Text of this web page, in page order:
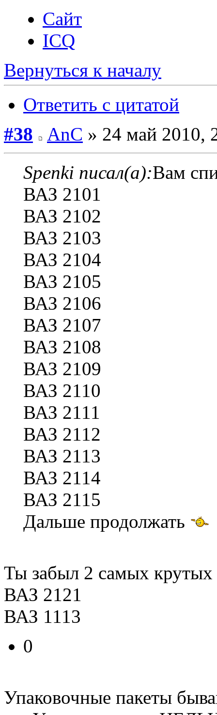
Сайт
ICQ
Вернуться к началу
Ответить с цитатой
#38
AnC » 24 май 2010,
Spenki писал(а):Вам
ВАЗ 2101
ВАЗ 2102
ВАЗ 2103
ВАЗ 2104
ВАЗ 2105
ВАЗ 2106
ВАЗ 2107
ВАЗ 2108
ВАЗ 2109
ВАЗ 2110
ВАЗ 2111
ВАЗ 2112
ВАЗ 2113
ВАЗ 2114
ВАЗ 2115
Дальше продолжать
Ты забыл 2 самых
ВАЗ 2121
ВАЗ 1113
0
Упаковочные пакеты